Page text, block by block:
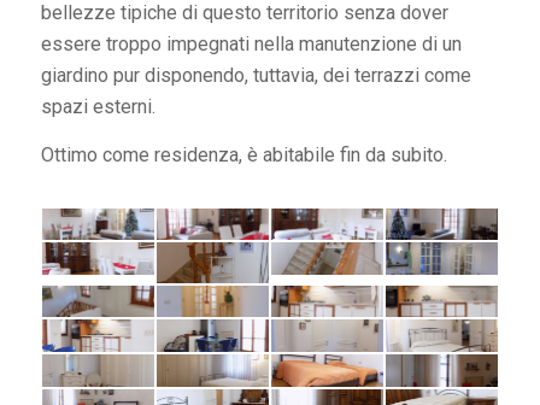
bellezze tipiche di questo territorio senza dover
essere troppo impegnati nella manutenzione di un
giardino pur disponendo, tuttavia, dei terrazzi come
spazi esterni.
Ottimo come residenza, è abitabile fin da subito.